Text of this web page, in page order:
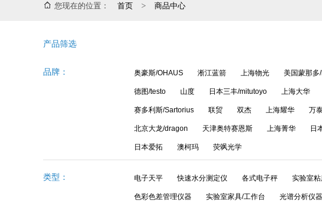
您现在的位置： 首页 > 商品中心
产品筛选
品牌： 奥豪斯/OHAUS 淅江蓝箭 上海物光 美国蒙那多
德图/testo 山度 日本三丰/mitutoyo 上海大华
赛多利斯/Sartorius 联贸 双杰 上海耀华 万
北京大龙/dragon 天津奥特赛恩斯 上海菁华 日
日本爱拓 澳柯玛 荧飒光学
类型： 电子天平 快速水分测定仪 各式电子秤 实验室
色彩色差管理仪器 实验室家具/工作台 光谱分析仪器
AND爱安德微量分析天平BM-20系列